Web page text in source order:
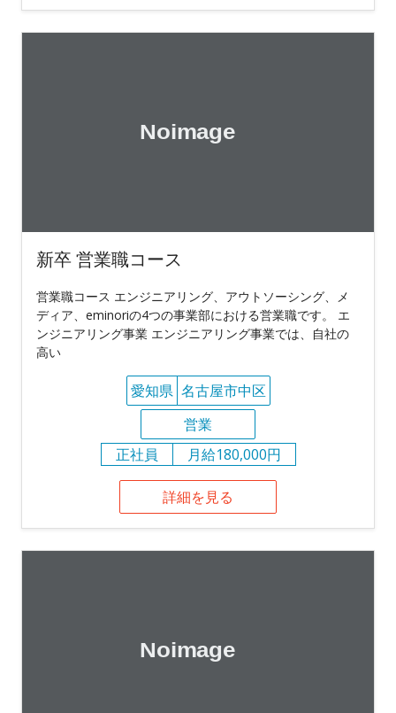
新卒 営業職コース
営業職コース エンジニアリング、アウトソーシング、メ
ディア、eminoriの4つの事業部における営業職です。 エ
ンジニアリング事業 エンジニアリング事業では、自社の
高い
愛知県 名古屋市中区
営業
正社員
月給180,000円
詳細を見る